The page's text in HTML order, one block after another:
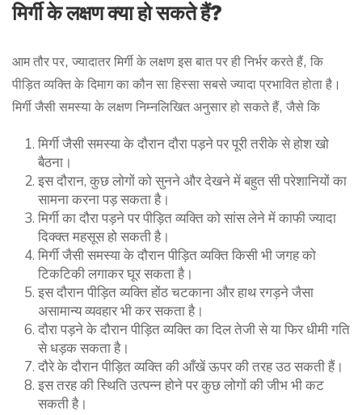
मिर्गी के लक्षण क्या हो सकते हैं?
आम तौर पर, ज्यादातर मिर्गी के लक्षण इस बात पर ही निर्भर करते हैं, कि
पीड़ित व्यक्ति के दिमाग का कौन सा हिस्सा सबसे ज्यादा प्रभावित होता है।
मिर्गी जैसी समस्या के लक्षण निम्नलिखित अनुसार हो सकते हैं, जैसे कि
मिर्गी जैसी समस्या के दौरान दौरा पड़ने पर पूरी तरीके से होश खो
बैठना।
इस दौरान, कुछ लोगों को सुनने और देखने में बहुत सी परेशानियों का
सामना करना पड़ सकता है।
मिर्गी का दौरा पड़ने पर पीड़ित व्यक्ति को सांस लेने में काफी ज्यादा
दिक्क्त महसूस हो सकती है।
मिर्गी जैसी समस्या के दौरान पीड़ित व्यक्ति किसी भी जगह को
टिकटिकी लगाकर घूर सकता है।
इस दौरान पीड़ित व्यक्ति होंठ चटकाना और हाथ रगड़ने जैसा
असामान्य व्यवहार भी कर सकता है।
दौरा पड़ने के दौरान पीड़ित व्यक्ति का दिल तेजी से या फिर धीमी गति
से धड़क सकता है।
दौरे के दौरान पीड़ित व्यक्ति की आँखें ऊपर की तरह उठ सकती हैं।
इस तरह की स्थिति उत्पन्न होने पर कुछ लोगों की जीभ भी कट
सकती है।